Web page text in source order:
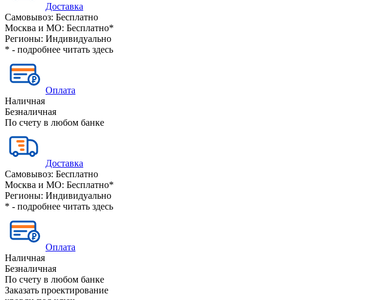
Доставка
Самовывоз: Бесплатно
Москва и МО: Бесплатно*
Регионы: Индивидуально
* - подробнее читать здесь
Оплата
Наличная
Безналичная
По счету в любом банке
Доставка
Самовывоз: Бесплатно
Москва и МО: Бесплатно*
Регионы: Индивидуально
* - подробнее читать здесь
Оплата
Наличная
Безналичная
По счету в любом банке
Заказать проектирование